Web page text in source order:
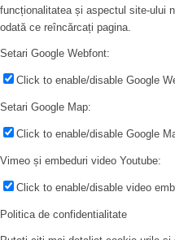
funcționalitatea și aspectul site-ului
odată ce reîncărcați pagina.
Setari Google Webfont:
Click to enable/disable Google
Setari Google Map:
Click to enable/disable Google
Vimeo și embeduri video Youtube:
Click to enable/disable video
Politica de confidentialitate